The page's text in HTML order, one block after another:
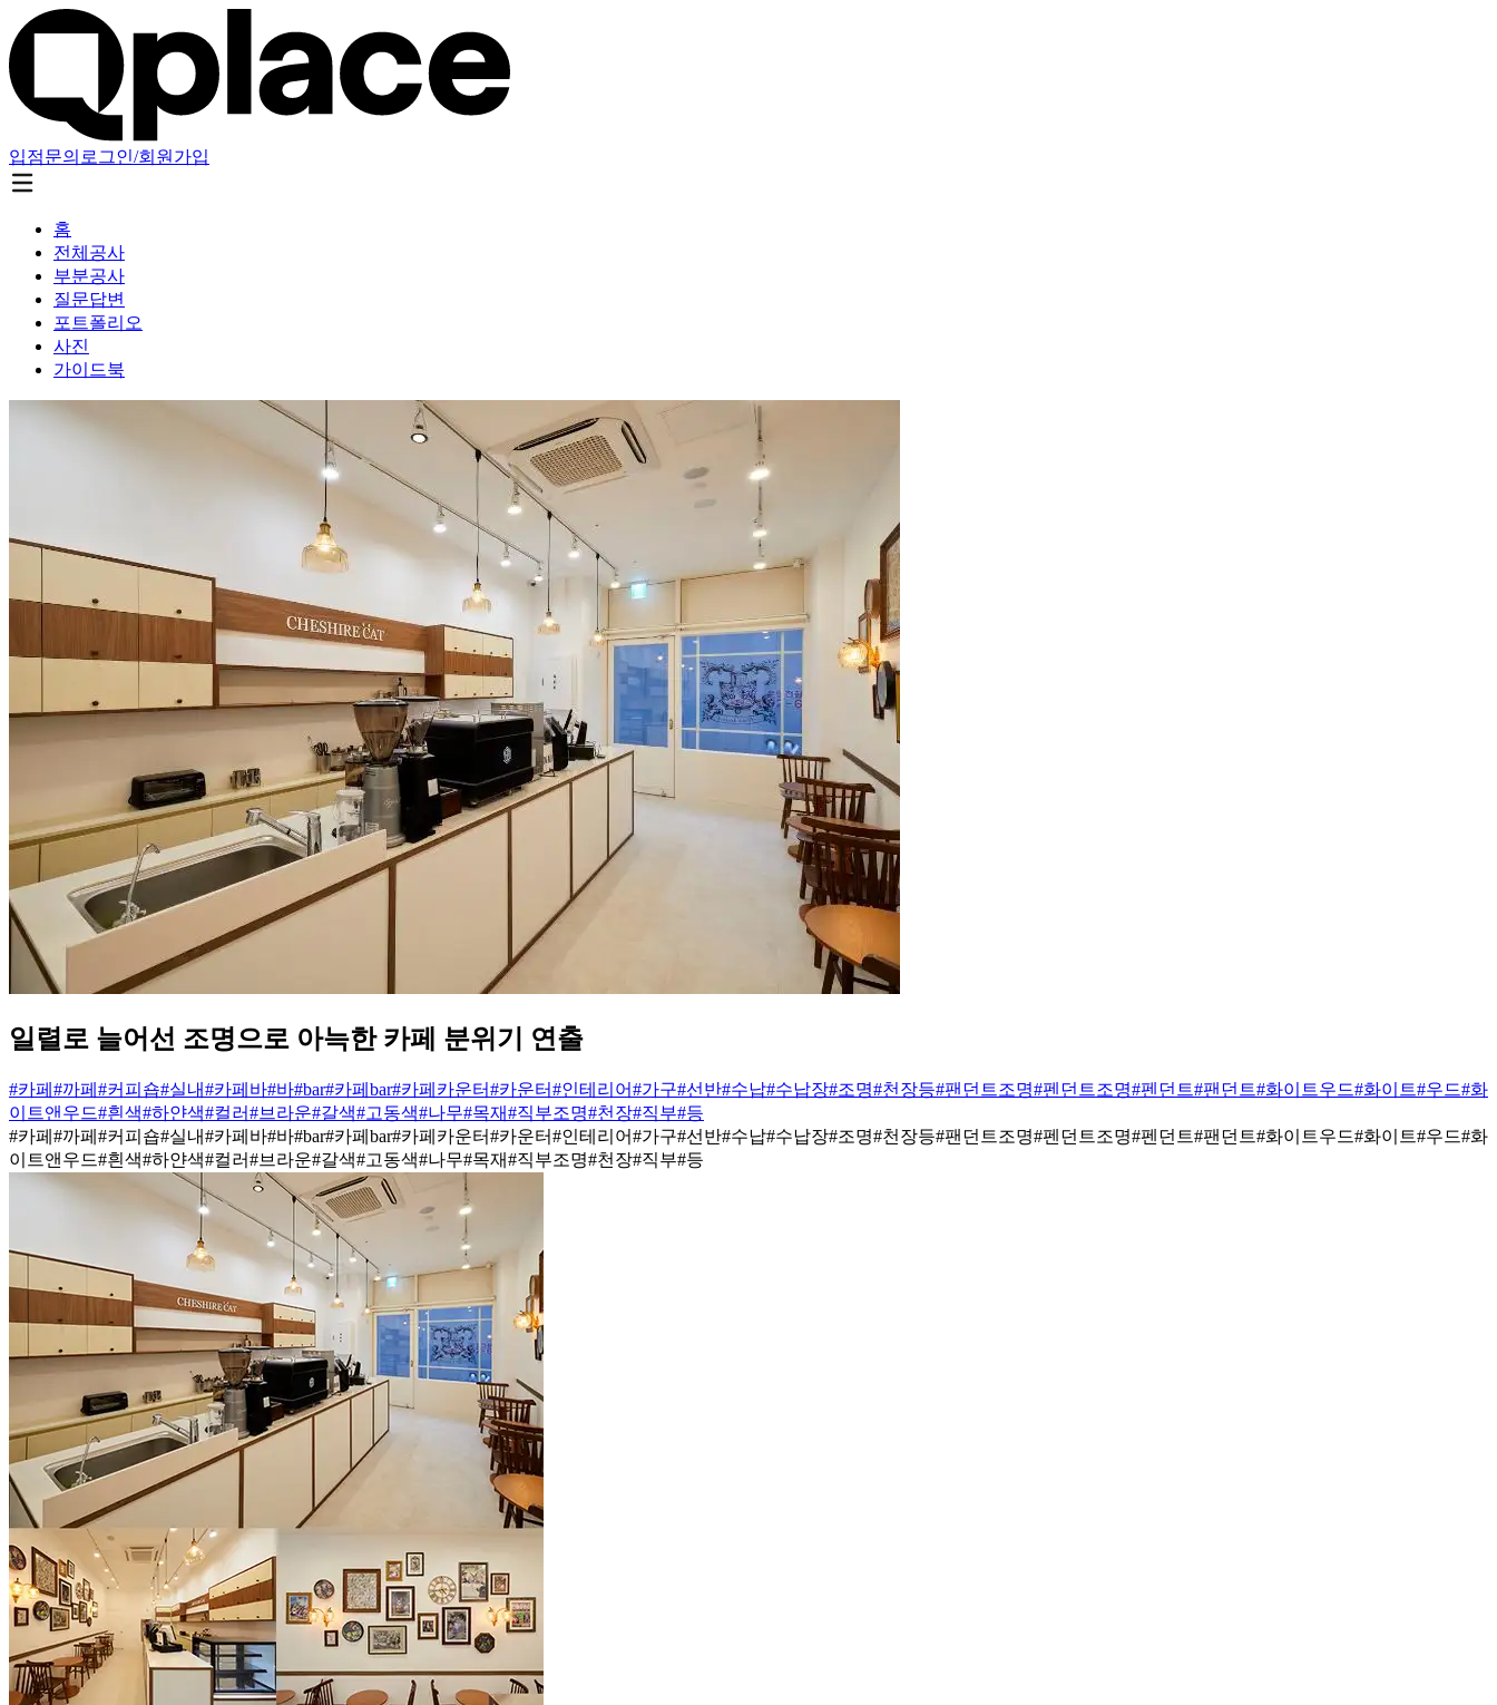
입점문의 로그인/회원가입
홈
전체공사
부분공사
질문답변
포트폴리오
사진
가이드북
일렬로 늘어선 조명으로 아늑한 카페 분위기 연출
#카페 #까페 #커피숍#실내#카페바#바#bar#카페bar#카페카운터#카운터#인테리어#가구#선반#수납#수납장#조명#천장등#팬던트조명#펜던트조명#펜던트#팬던트#화이트우드#화이트#우드#화
이트앤우드#흰색#하얀색#컬러#브라운#갈색#고동색#나무#목재#직부조명#천장#직부#등
#카페 #까페 #커피숍#실내#카페바#바#bar#카페bar#카페카운터#카운터#인테리어#가구#선반#수납#수납장#조명#천장등#팬던트조명#펜던트조명#펜던트#팬던트#화이트우드#화이트#우드#화
이트앤우드#흰색#하얀색#컬러#브라운#갈색#고동색#나무#목재#직부조명#천장#직부#등